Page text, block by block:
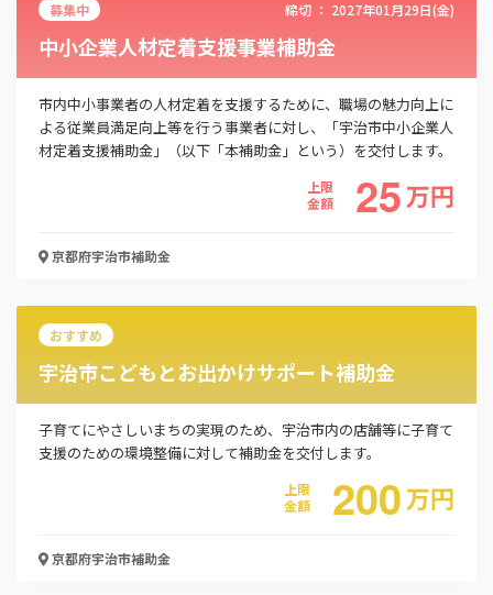
募集中 締切 ： 2027年01月29日(金)
中小企業人材定着支援事業補助金
市内中小事業者の人材定着を支援するために、職場の魅力向上に
よる従業員満足向上等を行う事業者に対し、「宇治市中小企業人
材定着支援補助金」（以下「本補助金」という）を交付します。
上限
金額
25万円
京都府宇治市補助金
おすすめ
宇治市こどもとお出かけサポート補助金
子育てにやさしいまちの実現のため、宇治市内の店舗等に子育て
支援のための環境整備に対して補助金を交付します。
上限
金額
200万円
京都府宇治市補助金